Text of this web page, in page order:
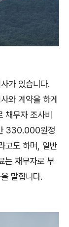
가 있습니다.
와 계약을 하게
채무자 조사비
330.000원정
고도 하며, 일반
는 채무자로 부
말합니다.